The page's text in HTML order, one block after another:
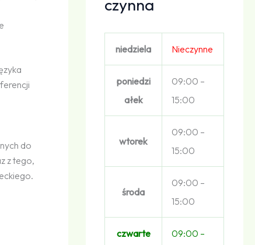
do
z tego,
czynna
niedziela Nieczynne
poniedzi
ałek
09:00 –
15:00
wtorek
09:00 –
15:00
środa
09:00 –
15:00
czwarte
09:00 –